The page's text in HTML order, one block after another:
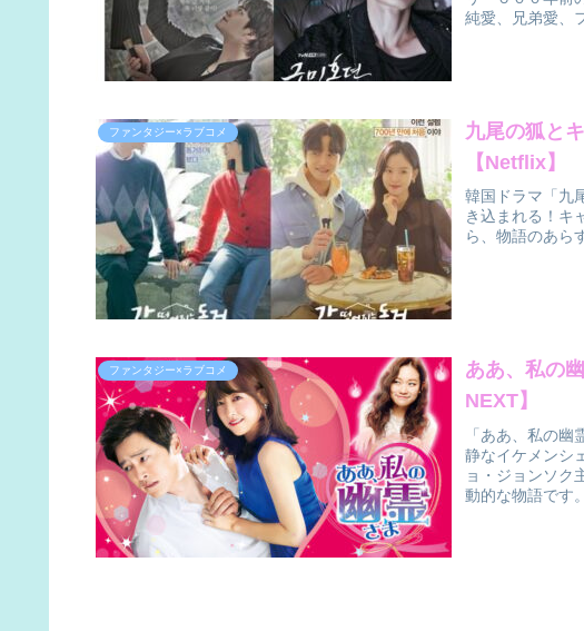
純愛、兄弟愛、
ファンタジー×ラブコメ
九尾の狐と
【Netflix】
韓国ドラマ「九
き込まれる！キ
ら、物語のあら
ファンタジー×ラブコメ
ああ、私の
NEXT】
「ああ、私の
静なイケメンシ
ョ・ジョンソク
動的な物語です